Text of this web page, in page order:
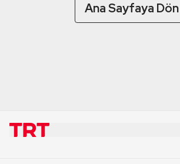
Ana Sayfaya Dön